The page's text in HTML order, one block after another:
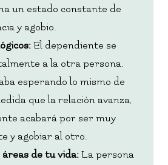
un estado constante de
y agobio.
El dependiente se
a la otra persona.
esperando lo mismo de
que la relación avanza,
acabará por ser muy
y agobiar al otro.
de tu vida: La persona